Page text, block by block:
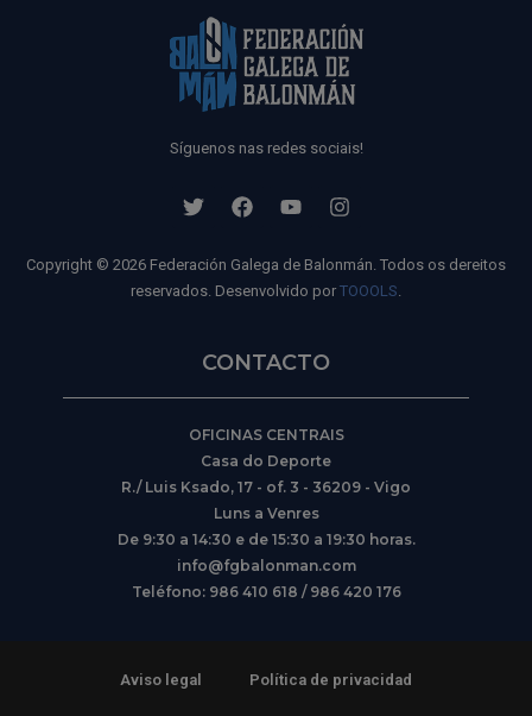
Síguenos nas redes sociais!
Copyright © 2026 Federación Galega de Balonmán. Todos os dereitos
reservados. Desenvolvido por TOOOLS.
CONTACTO
OFICINAS CENTRAIS
Casa do Deporte
R./ Luis Ksado, 17 - of. 3 - 36209 - Vigo
Luns a Venres
De 9:30 a 14:30 e de 15:30 a 19:30 horas.
info@fgbalonman.com
Teléfono: 986 410 618 / 986 420 176
Aviso legal Política de privacidad